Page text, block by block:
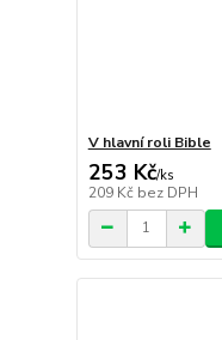
V hlavní roli Bible
253 Kč/ks
209 Kč bez DPH